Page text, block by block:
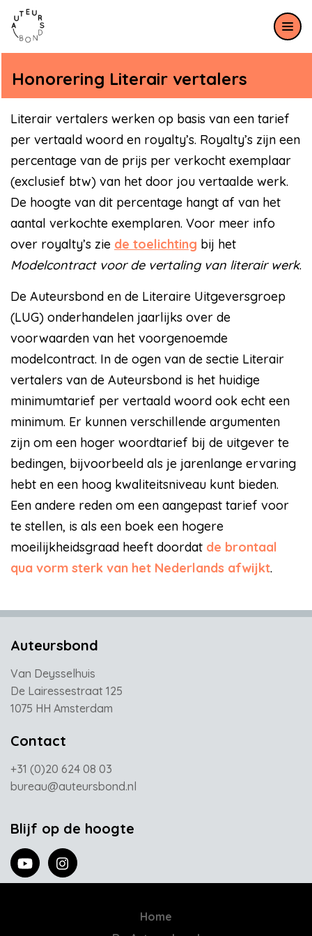
Meteen naar de content
Honorering Literair vertalers
Literair vertalers werken op basis van een tarief
per vertaald woord en royalty’s. Royalty’s zijn een
percentage van de prijs per verkocht exemplaar
(exclusief btw) van het door jou vertaalde werk.
De hoogte van dit percentage hangt af van het
aantal verkochte exemplaren. Voor meer info
over royalty’s zie de toelichting bij het
Modelcontract voor de vertaling van literair werk.
De Auteursbond en de Literaire Uitgeversgroep
(LUG) onderhandelen jaarlijks over de
voorwaarden van het voorgenoemde
modelcontract. In de ogen van de sectie Literair
vertalers van de Auteursbond is het huidige
minimumtarief per vertaald woord ook echt een
minimum. Er kunnen verschillende argumenten
zijn om een hoger woordtarief bij de uitgever te
bedingen, bijvoorbeeld als je jarenlange ervaring
hebt en een hoog kwaliteitsniveau kunt bieden.
Een andere reden om een aangepast tarief voor
te stellen, is als een boek een hogere
moeilijkheidsgraad heeft doordat de brontaal
qua vorm sterk van het Nederlands afwijkt.
Auteursbond
Van Deysselhuis
De Lairessestraat 125
1075 HH Amsterdam
Contact
+31 (0)20 624 08 03
bureau@auteursbond.nl
Blijf op de hoogte
Home